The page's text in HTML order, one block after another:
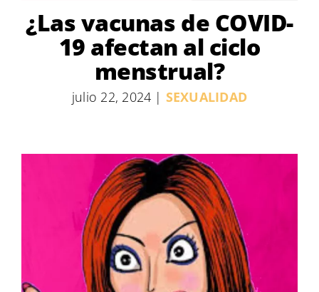
¿Las vacunas de COVID-
19 afectan al ciclo
menstrual?
julio 22, 2024 | SEXUALIDAD